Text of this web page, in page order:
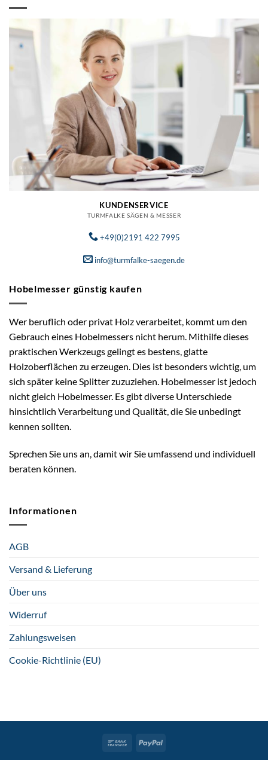
KUNDENSERVICE
TURMFALKE SÄGEN & MESSER
+49(0)2191 422 7995
info@turmfalke-saegen.de
Hobelmesser günstig kaufen
Wer beruflich oder privat Holz verarbeitet, kommt um den
Gebrauch eines Hobelmessers nicht herum. Mithilfe dieses
praktischen Werkzeugs gelingt es bestens, glatte
Holzoberflächen zu erzeugen. Dies ist besonders wichtig, um
sich später keine Splitter zuzuziehen. Hobelmesser ist jedoch
nicht gleich Hobelmesser. Es gibt diverse Unterschiede
hinsichtlich Verarbeitung und Qualität, die Sie unbedingt
kennen sollten.
Sprechen Sie uns an, damit wir Sie umfassend und individuell
beraten können.
Informationen
AGB
Versand & Lieferung
Über uns
Widerruf
Zahlungsweisen
Cookie-Richtlinie (EU)
Bank